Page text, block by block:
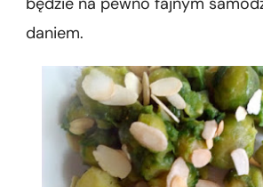
daniem.